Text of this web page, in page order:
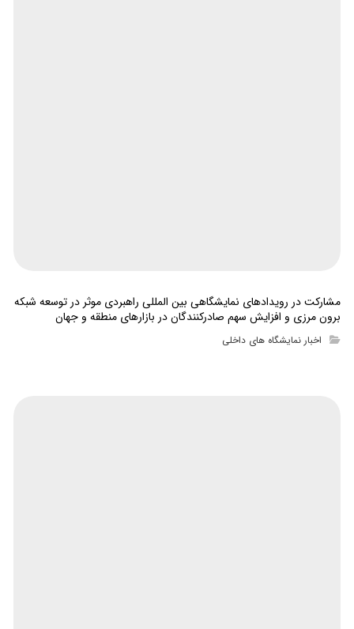
مشارکت در رویدادهای نمایشگاهی بین المللی راهبردی موثر در توسعه شبکه
برون مرزی و افزایش سهم صادرکنندگان در بازارهای منطقه و جهان
اخبار نمایشگاه های داخلی